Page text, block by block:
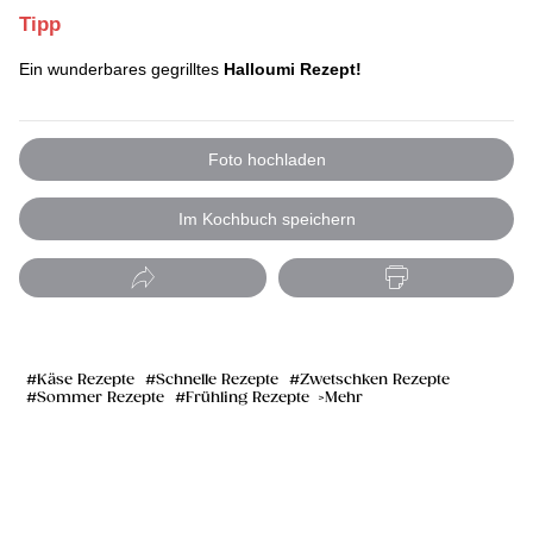
Tipp
Ein wunderbares gegrilltes Halloumi Rezept!
Foto hochladen
Im Kochbuch speichern
Käse Rezepte Schnelle Rezepte
Zwetschken Rezepte
Sommer Rezepte
Frühling Rezepte Mehr